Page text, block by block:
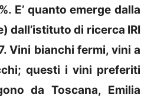
E’ quanto emerge dalla
dall’istituto di ricerca IRI
Vini bianchi fermi, vini a
questi i vini preferiti
da Toscana, Emilia